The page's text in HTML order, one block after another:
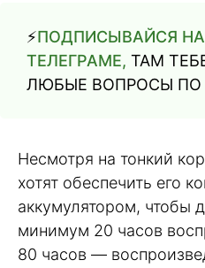
⚡️ПОДПИСЫВАЙСЯ
ТЕЛЕГРАМЕ, ТАМ
ЛЮБЫЕ ВОПРОСЫ ПО
Несмотря на тонкий
хотят обеспечить его
аккумулятором, чтобы
минимум 20 часов
80 часов —